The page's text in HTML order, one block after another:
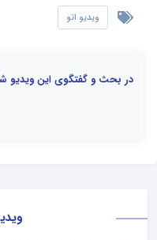
ویدیو اتو
در بحث و گفتگوی این ویدیو